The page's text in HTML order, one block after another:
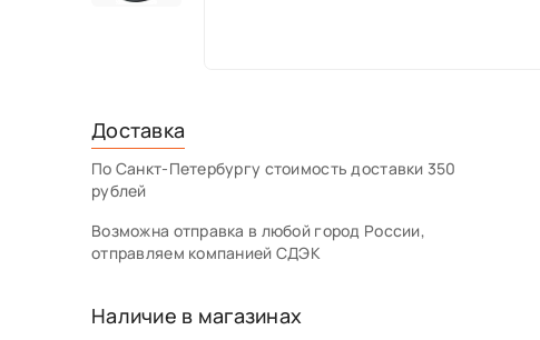
Доставка
По Санкт-Петербургу стоимость доставки 350
рублей
Возможна отправка в любой город России,
отправляем компанией СДЭК
Наличие в магазинах